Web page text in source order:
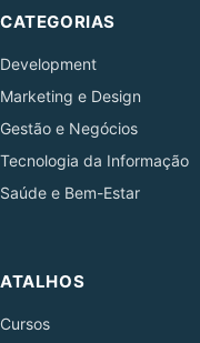
CATEGORIAS
Development
Marketing e Design
Gestão e Negócios
Tecnologia da Informação
Saúde e Bem-Estar
ATALHOS
Cursos